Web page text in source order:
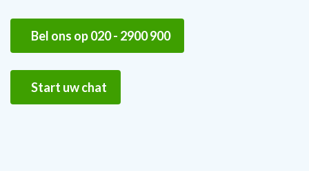
Bel ons op 020 - 2900 900
Start uw chat